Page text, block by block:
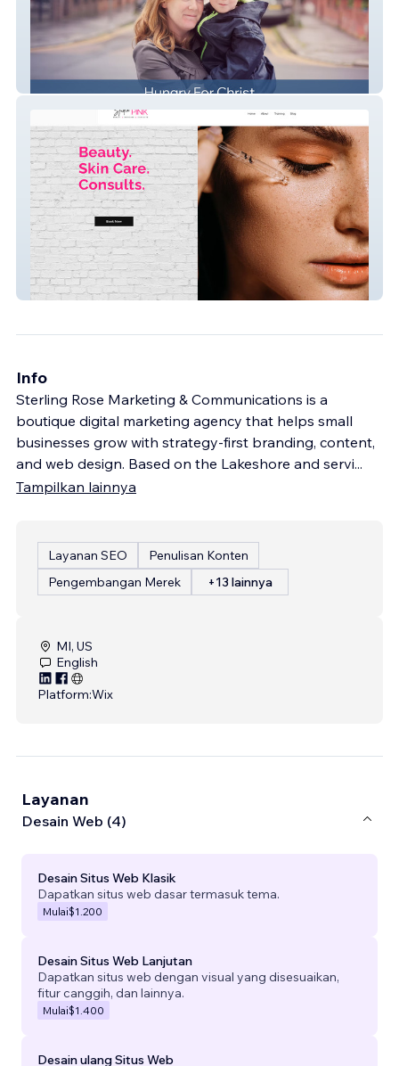
Hungry For Christ
Studiopink
Info
Sterling Rose Marketing & Communications is a
boutique digital marketing agency that helps small
businesses grow with strategy-first branding, content,
and web design. Based on the Lakeshore and servi...
Tampilkan lainnya
Layanan SEO
Penulisan Konten
Pengembangan Merek
+13 lainnya
MI, US
English
Platform:Wix
Layanan
Desain Web (4)
Desain Situs Web Klasik
Dapatkan situs web dasar termasuk tema.
Mulai$1.200
Desain Situs Web Lanjutan
Dapatkan situs web dengan visual yang disesuaikan,
fitur canggih, dan lainnya.
Mulai$1.400
Desain ulang Situs Web